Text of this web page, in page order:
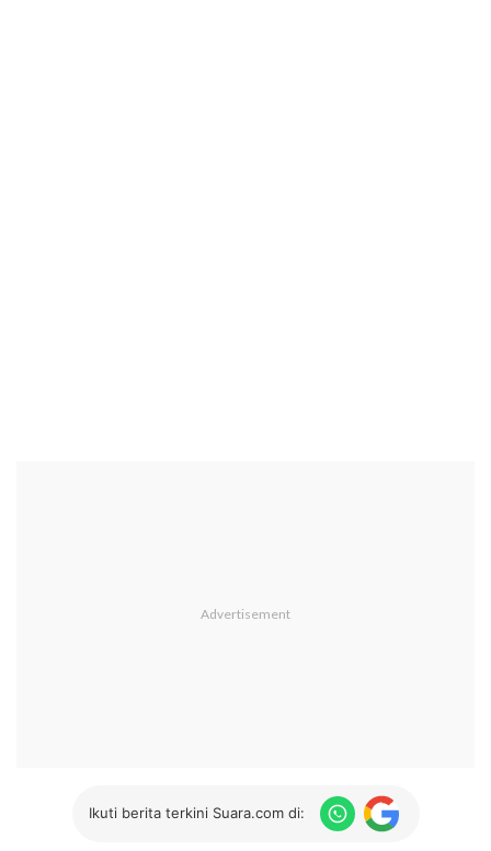
Ikuti berita terkini Suara.com di: